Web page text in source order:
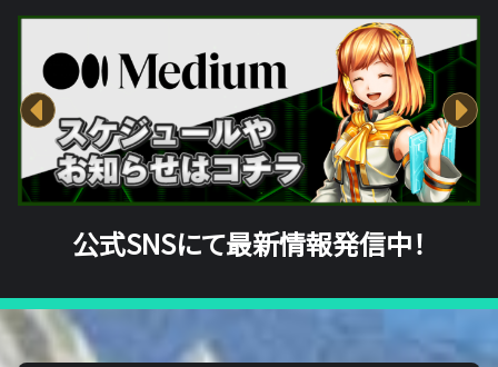
公式SNSにて最新情報発信中！